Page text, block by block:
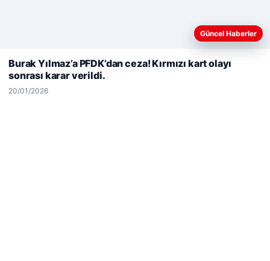
Web sitemizi nasıl kullandığınızı daha iyi anlayabilmek,
kullanıyoruz.Çerez Politikamız
Güncel Haberler
Burak Yılmaz’a PFDK’dan ceza! Kırmızı kart olayı
sonrası karar verildi.
20/01/2026
betcio